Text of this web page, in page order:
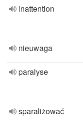
inattention
nieuwaga
paralyse
sparaliżować